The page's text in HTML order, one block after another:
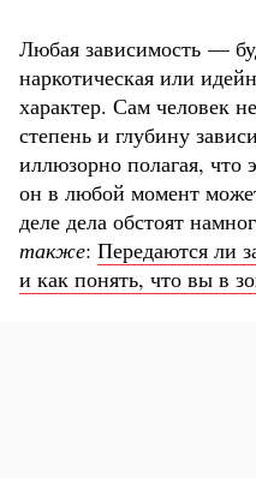
Любая зависимость —
наркотическая или
характер. Сам человек
степень и глубину
иллюзорно полагая, что
он в любой момент
деле дела обстоят
также: Передаются ли
и как понять, что вы в